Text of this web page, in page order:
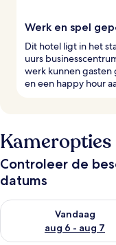
Werk en spel
Dit hotel ligt in het
uurs
werk kunnen
en een happy hour
Kameropties
Controleer de
datums
Vandaag
aug 6 - aug 7
De beschikbaarheid